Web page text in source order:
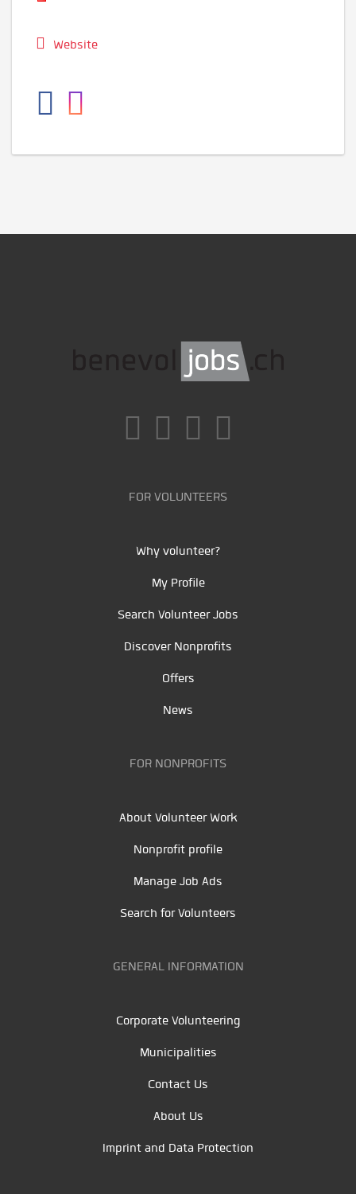
Website
FOR VOLUNTEERS
Why volunteer?
My Profile
Search Volunteer Jobs
Discover Nonprofits
Offers
News
FOR NONPROFITS
About Volunteer Work
Nonprofit profile
Manage Job Ads
Search for Volunteers
GENERAL INFORMATION
Corporate Volunteering
Municipalities
Contact Us
About Us
Imprint and Data Protection